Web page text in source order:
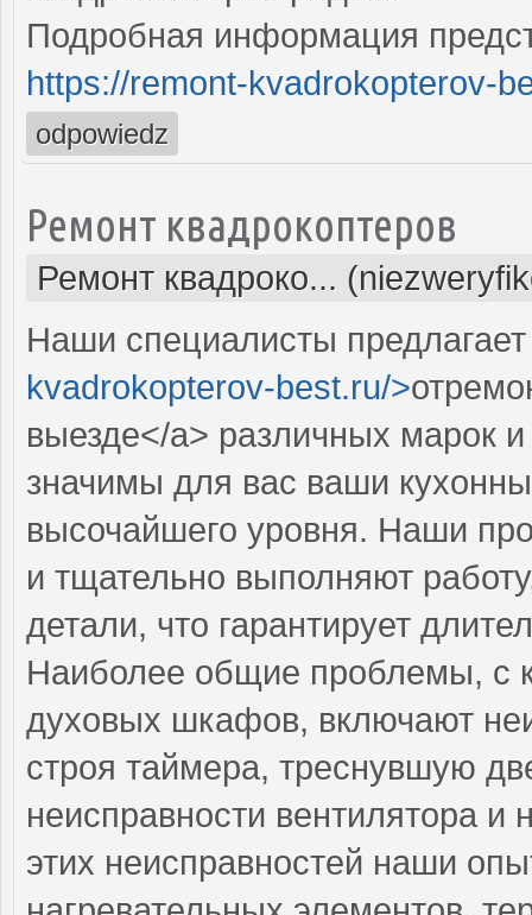
Подробная информация
https://remont-kvadrokopterov-
odpowiedz
Ремонт квадрокоптеров
Ремонт квадроко...
Наши специалисты
kvadrokopterov-best.ru/>
выезде</a> различных марок
значимы для вас ваши
высочайшего уровня. Наши
и тщательно выполняют
детали, что гарантирует
Наиболее общие проблемы, с
духовых шкафов, включают
строя таймера, треснувшую
неисправности вентилятора
этих неисправностей наши